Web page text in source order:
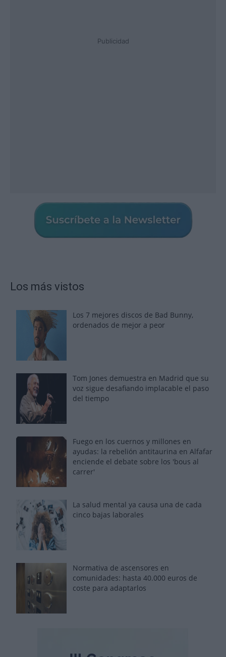
Publicidad
Los más vistos
Los 7 mejores discos de Bad Bunny,
ordenados de mejor a peor
Tom Jones demuestra en Madrid que su
voz sigue desafiando implacable el paso
del tiempo
Fuego en los cuernos y millones en
ayudas: la rebelión antitaurina en Alfafar
enciende el debate sobre los 'bous al
carrer'
La salud mental ya causa una de cada
cinco bajas laborales
Normativa de ascensores en
comunidades: hasta 40.000 euros de
coste para adaptarlos